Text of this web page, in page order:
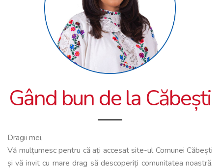
Gând bun de la Căbești
Dragii mei,
Vă mulțumesc pentru că ați accesat site-ul Comunei Căbești
și vă invit cu mare drag să descoperiți comunitatea noastră.